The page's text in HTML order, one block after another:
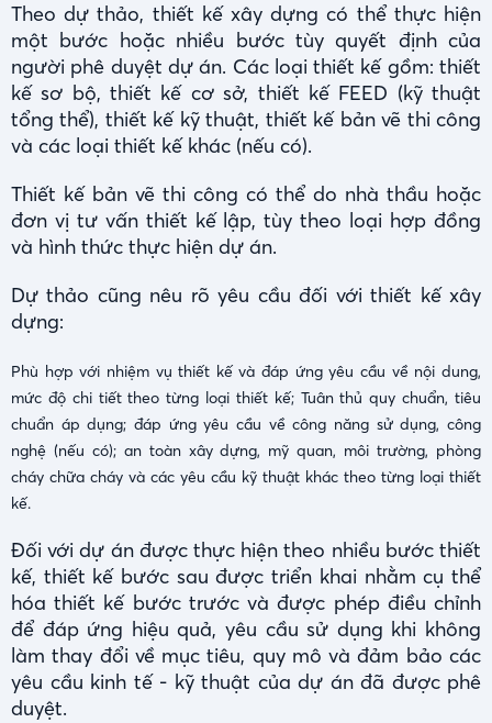
Theo dự thảo, thiết kế xây dựng có thể thực hiện
một bước hoặc nhiều bước tùy quyết định của
người phê duyệt dự án. Các loại thiết kế gồm: thiết
kế sơ bộ, thiết kế cơ sở, thiết kế FEED (kỹ thuật
tổng thể), thiết kế kỹ thuật, thiết kế bản vẽ thi công
và các loại thiết kế khác (nếu có).
Thiết kế bản vẽ thi công có thể do nhà thầu hoặc
đơn vị tư vấn thiết kế lập, tùy theo loại hợp đồng
và hình thức thực hiện dự án.
Dự thảo cũng nêu rõ yêu cầu đối với thiết kế xây
dựng:
Phù hợp với nhiệm vụ thiết kế và đáp ứng yêu cầu về nội dung,
mức độ chi tiết theo từng loại thiết kế; Tuân thủ quy chuẩn, tiêu
chuẩn áp dụng; đáp ứng yêu cầu về công năng sử dụng, công
nghệ (nếu có); an toàn xây dựng, mỹ quan, môi trường, phòng
cháy chữa cháy và các yêu cầu kỹ thuật khác theo từng loại thiết
kế.
Đối với dự án được thực hiện theo nhiều bước thiết
kế, thiết kế bước sau được triển khai nhằm cụ thể
hóa thiết kế bước trước và được phép điều chỉnh
để đáp ứng hiệu quả, yêu cầu sử dụng khi không
làm thay đổi về mục tiêu, quy mô và đảm bảo các
yêu cầu kinh tế - kỹ thuật của dự án đã được phê
duyệt.